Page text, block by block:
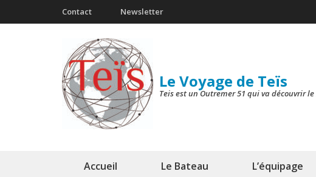
Contact Newsletter
Le Voyage de Teïs
Teis est un Outremer 51 qui va découvrir
Accueil Le Bateau L’équipage